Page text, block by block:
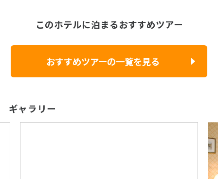
このホテルに泊まるおすすめツアー
おすすめツアーの一覧を見る
ギャラリー